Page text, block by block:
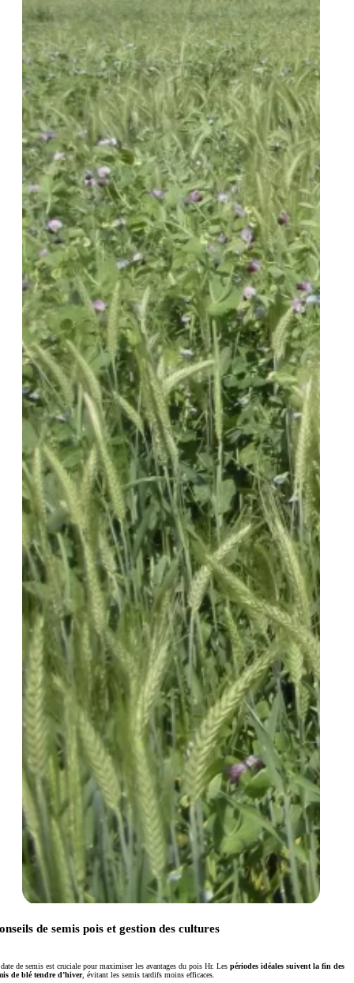
de semis pois et gestion des cultures
de semis est cruciale pour maximiser les avantages du pois Hr. Les périodes idéales suivent la fin des
de blé tendre d’hiver, évitant les semis tardifs moins efficaces.